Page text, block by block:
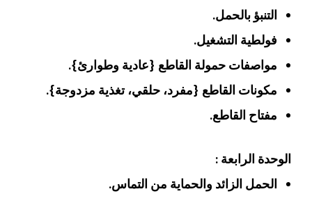
التنبؤ بالحمل.
فولطية التشغيل.
مواصفات حمولة القاطع {عادية وطوارئ}.
مكونات القاطع {مفرد، حلقي، تغذية مزدوجة}.
مفتاح القاطع.
الوحدة الرابعة :
الحمل الزائد والحماية من التماس.